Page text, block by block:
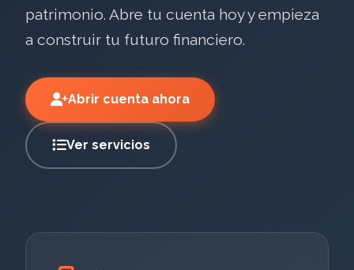
patrimonio. Abre tu cuenta hoy y empieza
a construir tu futuro financiero.
Abrir cuenta ahora
Ver servicios